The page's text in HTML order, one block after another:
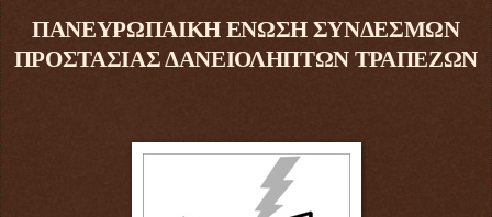
ΠΑΝΕΥΡΩΠΑΙΚΗ ΕΝΩΣΗ ΣΥΝΔΕΣΜΩΝ
ΠΡΟΣΤΑΣΙΑΣ ΔΑΝΕΙΟΛΗΠΤΩΝ ΤΡΑΠΕΖΩΝ